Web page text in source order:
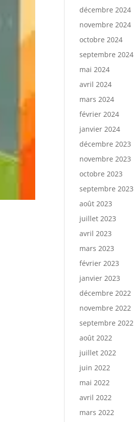
décembre 2024
novembre 2024
octobre 2024
septembre 2024
mai 2024
avril 2024
mars 2024
février 2024
janvier 2024
décembre 2023
novembre 2023
octobre 2023
septembre 2023
août 2023
juillet 2023
avril 2023
mars 2023
février 2023
janvier 2023
décembre 2022
novembre 2022
septembre 2022
août 2022
juillet 2022
juin 2022
mai 2022
avril 2022
mars 2022